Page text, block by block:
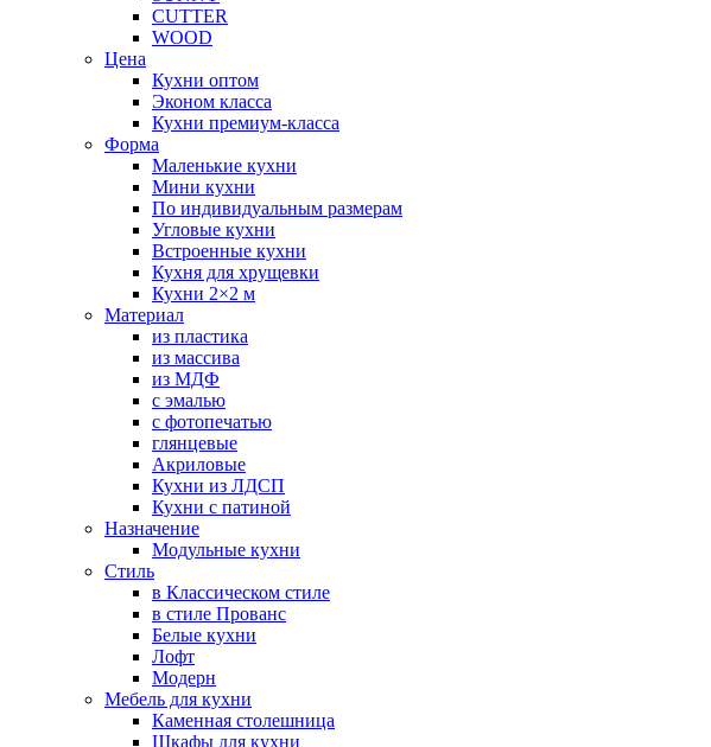
CUTTER
WOOD
Цена
Кухни оптом
Эконом класса
Кухни премиум-класса
Форма
Маленькие кухни
Мини кухни
По индивидуальным размерам
Угловые кухни
Встроенные кухни
Кухня для хрущевки
Кухни 2×2 м
Материал
из пластика
из массива
из МДФ
с эмалью
с фотопечатью
глянцевые
Акриловые
Кухни из ЛДСП
Кухни с патиной
Назначение
Модульные кухни
Стиль
в Классическом стиле
в стиле Прованс
Белые кухни
Лофт
Модерн
Мебель для кухни
Каменная столешница
Шкафы для кухни